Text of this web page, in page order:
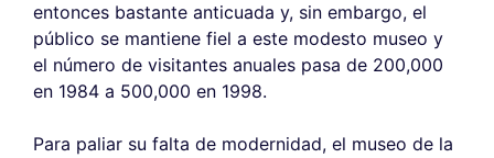
entonces bastante anticuada y, sin embargo, el
público se mantiene fiel a este modesto museo y
el número de visitantes anuales pasa de 200,000
en 1984 a 500,000 en 1998.
Para paliar su falta de modernidad, el museo de la